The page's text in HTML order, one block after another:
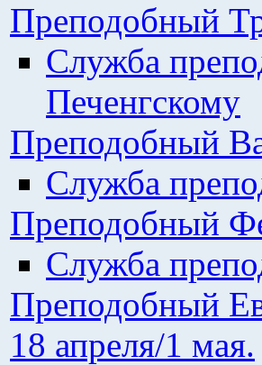
Преподобный
Служба
Печенгскому
Преподобный
Служба
Преподобный
Служба
Преподобный
18 апреля/1 мая.